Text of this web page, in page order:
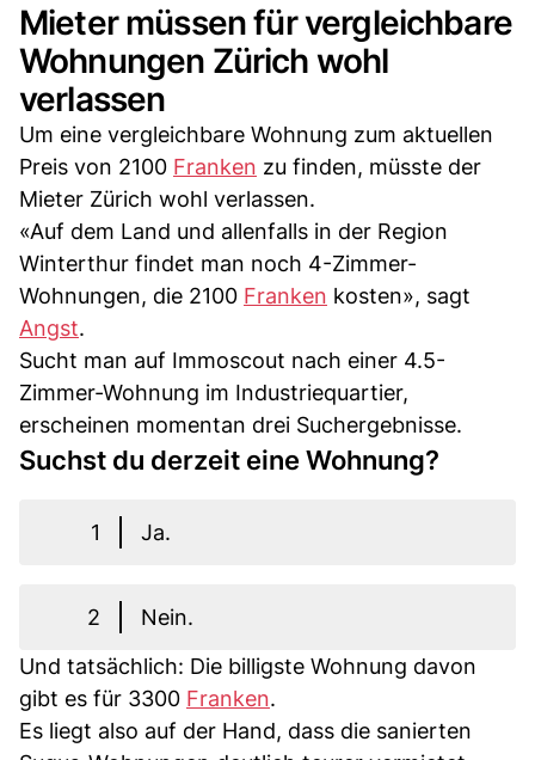
Mieter müssen für vergleichbare
Wohnungen Zürich wohl
verlassen
Um eine vergleichbare Wohnung zum aktuellen
Preis von 2100 Franken zu finden, müsste der
Mieter Zürich wohl verlassen.
«Auf dem Land und allenfalls in der Region
Winterthur findet man noch 4-Zimmer-
Wohnungen, die 2100 Franken kosten», sagt
Angst.
Sucht man auf Immoscout nach einer 4.5-
Zimmer-Wohnung im Industriequartier,
erscheinen momentan drei Suchergebnisse.
Suchst du derzeit eine Wohnung?
1 Ja.
2
Nein.
Und tatsächlich: Die billigste Wohnung davon
gibt es für 3300 Franken.
Es liegt also auf der Hand, dass die sanierten